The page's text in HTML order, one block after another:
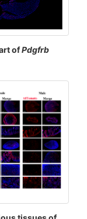
ofPdgfrb